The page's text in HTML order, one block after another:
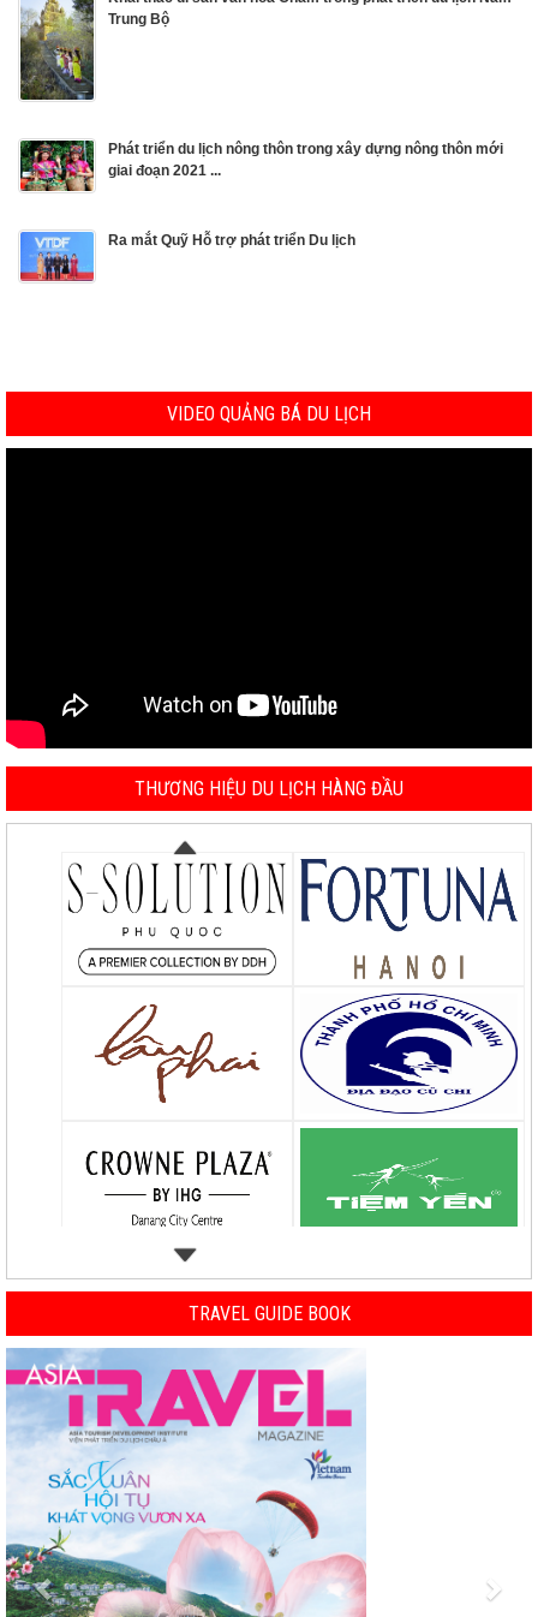
Trung Bộ
Phát triển du lịch nông thôn trong xây dựng nông thôn mới
giai đoạn 2021 ...
Ra mắt Quỹ Hỗ trợ phát triển Du lịch
VIDEO QUẢNG BÁ DU LỊCH
THƯƠNG HIỆU DU LỊCH HÀNG ĐẦU
TRAVEL GUIDE BOOK
Previous